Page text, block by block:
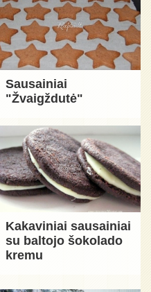
Sausainiai
"Žvaigždutė"
Kakaviniai sausainiai
su baltojo šokolado
kremu